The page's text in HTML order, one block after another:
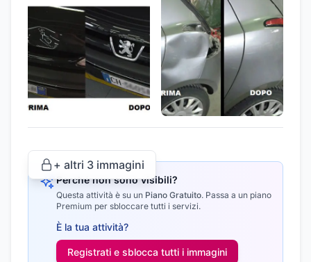
+ altri 3 immagini
Perché non sono visibili?
Questa attività è su un Piano Gratuito. Passa a un piano
Premium per sbloccare tutti i servizi.
È la tua attività?
Registrati e sblocca tutti i immagini